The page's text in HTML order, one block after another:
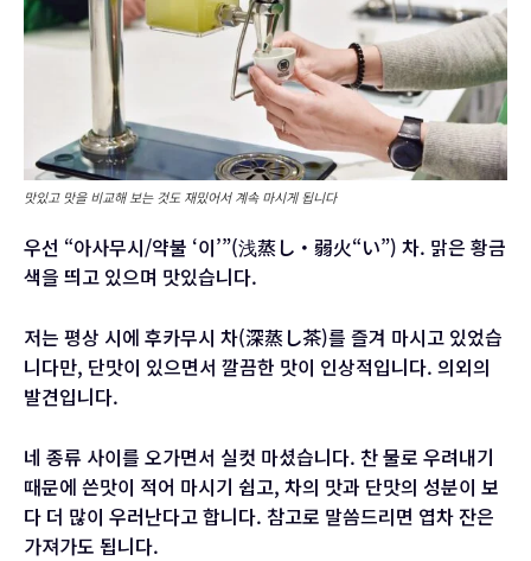
맛있고 맛을 비교해 보는 것도 재밌어서 계속 마시게 됩니다
우선 “아사무시/약불 ‘이’”(浅蒸し・弱火“い”) 차. 맑은 황금
색을 띄고 있으며 맛있습니다.
저는 평상 시에 후카무시 차(深蒸し茶)를 즐겨 마시고 있었습
니다만, 단맛이 있으면서 깔끔한 맛이 인상적입니다. 의외의
발견입니다.
네 종류 사이를 오가면서 실컷 마셨습니다. 찬 물로 우려내기
때문에 쓴맛이 적어 마시기 쉽고, 차의 맛과 단맛의 성분이 보
다 더 많이 우러난다고 합니다. 참고로 말씀드리면 엽차 잔은
가져가도 됩니다.